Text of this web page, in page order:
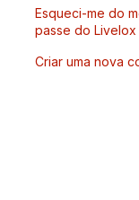
Esqueci-me do
passe do Livelox
Criar uma nova